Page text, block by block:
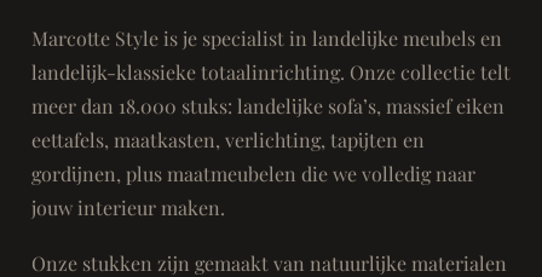
Marcotte Style is je specialist in landelijke meubels en
landelijk-klassieke totaalinrichting. Onze collectie telt
meer dan 18.000 stuks: landelijke sofa’s, massief eiken
eettafels, maatkasten, verlichting, tapijten en
gordijnen, plus maatmeubelen die we volledig naar
jouw interieur maken.
Onze stukken zijn gemaakt van natuurlijke materialen